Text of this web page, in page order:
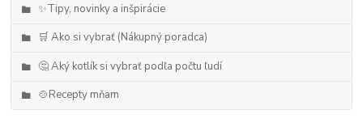
✨Tipy, novinky a inšpirácie
🛒 Ako si vybrať (Nákupný poradca)
🤔 Aký kotlík si vybrať podľa počtu ľudí
🍲Recepty mňam